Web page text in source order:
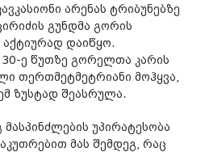
არენას ტრიბუნებზე
გუნდმა გორის
დაიწყო.
30-ე წუთზე გორელთა კარის
თერთმეტმეტრიანი მოჰყვა,
ზუსტად შეასრულა.
უპირატესობა
მას შემდეგ, რაც